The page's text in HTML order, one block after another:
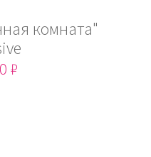
комната"
₽